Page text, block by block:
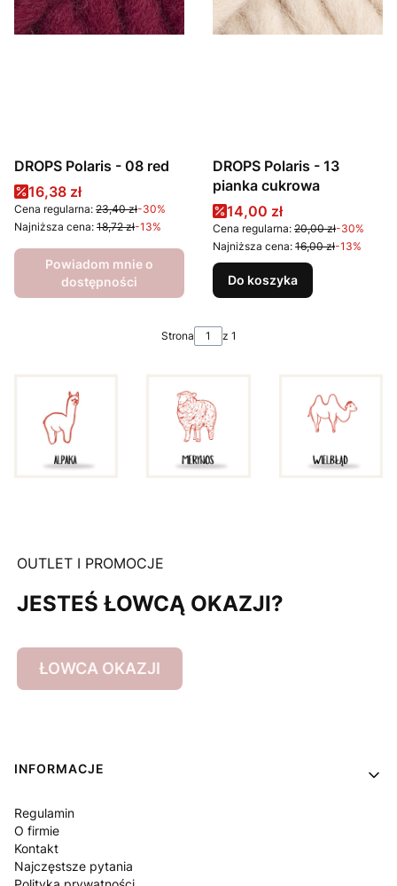
DROPS Polaris - 08 red
Cena promocyjna
16,38 zł
Cena regularna: 23,40 zł-30%
Najniższa cena: 18,72 zł-13%
Powiadom mnie o
dostępności
DROPS Polaris - 13
pianka cukrowa
Cena promocyjna
14,00 zł
Cena regularna: 20,00 zł-30%
Najniższa cena: 16,00 zł-13%
Do koszyka
Strona z 1
OUTLET I PROMOCJE
JESTEŚ ŁOWCĄ OKAZJI?
ŁOWCA OKAZJI
Linki w stopce
INFORMACJE
Regulamin
O firmie
Kontakt
Najczęstsze pytania